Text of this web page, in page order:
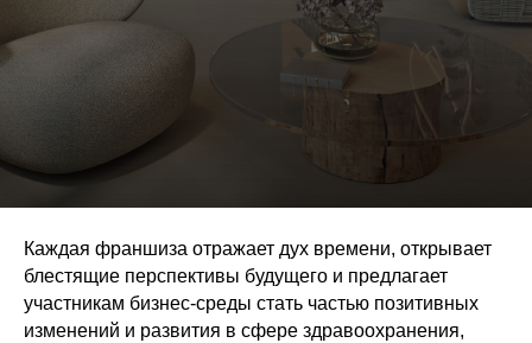
Каждая франшиза отражает дух времени, открывает
блестящие перспективы будущего и предлагает
участникам бизнес-среды стать частью позитивных
изменений и развития в сфере здравоохранения,